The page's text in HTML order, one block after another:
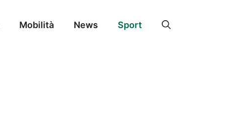
Mobilità News Sport